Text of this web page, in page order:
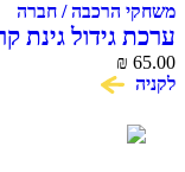
משחקי הרכבה / חברה
GARDEN
₪ 65.00
לקניה